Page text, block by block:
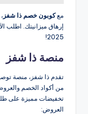
معكوبون خصم ذا شفز
إرهاق ميزانيتك. اطلب
2025!
منصة ذا شفز
تقدم ذا شفز، منصة
من أكواد الخصم
تخفيضات مميزة على
العروض: